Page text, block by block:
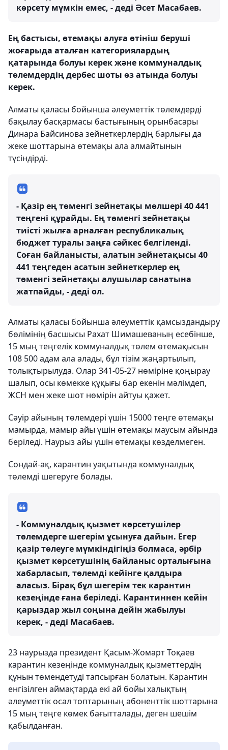
көрсету мүмкін емес, - деді Әсет Масабаев.
Ең бастысы, өтемақы алуға өтініш беруші
жоғарыда аталған категориялардың
қатарында болуы керек және коммуналдық
төлемдердің дербес шоты өз атында болуы
керек.
Алматы қаласы бойынша әлеуметтік төлемдерді
бақылау басқармасы бастығының орынбасары
Динара Байсинова зейнеткерлердің барлығы да
жеке шоттарына өтемақы ала алмайтынын
түсіндірді.
- Қазір ең төменгі зейнетақы мөлшері 40 441
теңгені құрайды. Ең төменгі зейнетақы
тиісті жылға арналған республикалық
бюджет туралы заңға сәйкес белгіленді.
Соған байланысты, алатын зейнетақысы 40
441 теңгеден асатын зейнеткерлер ең
төменгі зейнетақы алушылар санатына
жатпайды, - деді ол.
Алматы қаласы бойынша әлеуметтік қамсыздандыру
бөлімінің басшысы Рахат Шимашеваның есебінше,
15 мың теңгелік коммуналдық төлем өтемақысын
108 500 адам ала алады, бұл тізім жаңартылып,
толықтырылуда. Олар 341-05-27 нөміріне қоңырау
шалып, осы көмекке құқығы бар екенін мәлімдеп,
ЖСН мен жеке шот нөмірін айтуы қажет.
Сәуір айының төлемдері үшін 15000 теңге өтемақы
мамырда, мамыр айы үшін өтемақы маусым айында
беріледі. Наурыз айы үшін өтемақы көзделмеген.
Сондай-ақ, карантин уақытында коммуналдық
төлемді шегеруге болады.
- Коммуналдық қызмет көрсетушілер
төлемдерге шегерім ұсынуға дайын. Егер
қазір төлеуге мүмкіндігіңіз болмаса, әрбір
қызмет көрсетушінің байланыс орталығына
хабарласып, төлемді кейінге қалдыра
аласыз. Бірақ бұл шегерім тек карантин
кезеңінде ғана беріледі. Карантиннен кейін
қарыздар жыл соңына дейін жабылуы
керек, - деді Масабаев.
23 наурызда президент Қасым-Жомарт Тоқаев
карантин кезеңінде коммуналдық қызметтердің
құнын төмендетуді тапсырған болатын. Карантин
енгізілген аймақтарда екі ай бойы халықтың
әлеуметтік осал топтарының абоненттік шоттарына
15 мың теңге көмек бағытталады, деген шешім
қабылданған.